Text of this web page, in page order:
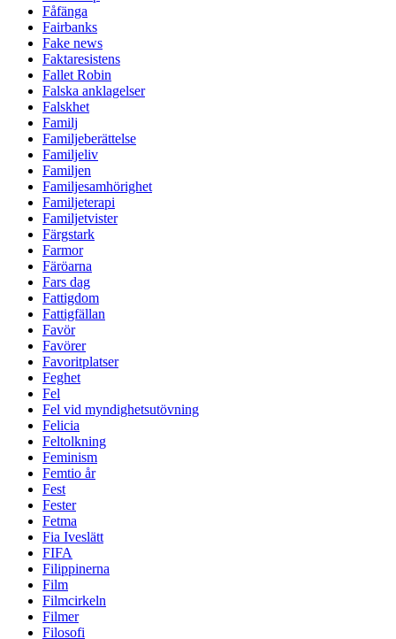
Fåfänga
Fairbanks
Fake news
Faktaresistens
Fallet Robin
Falska anklagelser
Falskhet
Familj
Familjeberättelse
Familjeliv
Familjen
Familjesamhörighet
Familjeterapi
Familjetvister
Färgstark
Farmor
Färöarna
Fars dag
Fattigdom
Fattigfällan
Favör
Favörer
Favoritplatser
Feghet
Fel
Fel vid myndighetsutövning
Felicia
Feltolkning
Feminism
Femtio år
Fest
Fester
Fetma
Fia Iveslätt
FIFA
Filippinerna
Film
Filmcirkeln
Filmer
Filosofi